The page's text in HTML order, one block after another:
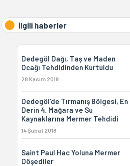
ilgili haberler
Dedegöl Dağı, Taş ve Maden
Ocağı Tehdidinden Kurtuldu
28 Kasım 2018
Dedegöl'de Tırmanış Bölgesi, En
Derin 4. Mağara ve Su
Kaynaklarına Mermer Tehdidi
14 Şubat 2018
Saint Paul Hac Yoluna Mermer
Döşediler